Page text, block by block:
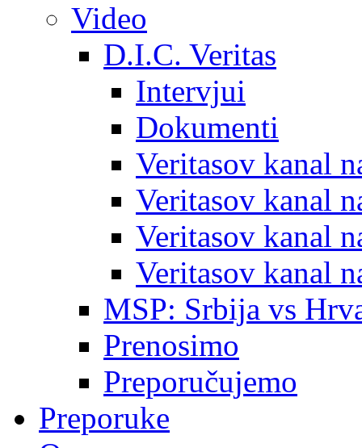
Video
D.I.C. Veritas
Intervjui
Dokumenti
Veritasov kanal
Veritasov kanal
Veritasov kanal
Veritasov kanal
MSP: Srbija vs
Prenosimo
Preporučujemo
Preporuke